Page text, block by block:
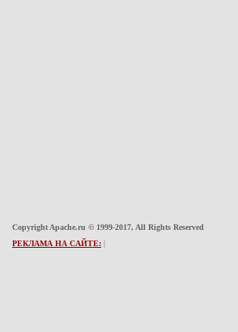
Copyright Apache.ru © 1999-2017, All Rights Reserved
РЕКЛАМА НА САЙТЕ: |